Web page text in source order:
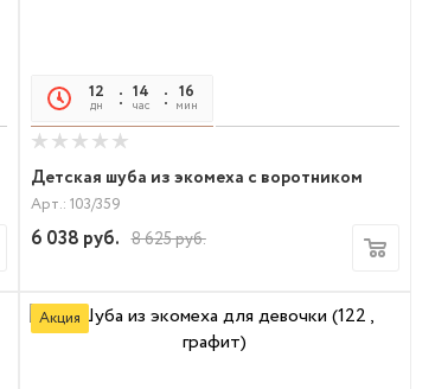
12
дн
14
час
16
мин
Детская шуба из экомеха с воротником
Арт.: 103/359
6 038 руб. 8 625руб.
Акция